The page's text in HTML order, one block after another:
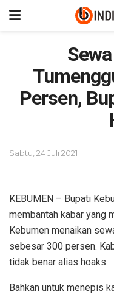
Persen,
Sabtu, 24 Juli 2021
KEBUMEN – Bupati
membantah kabar yang
Kebumen menaikan
sebesar 300 persen.
tidak benar alias hoaks.
Bahkan untuk menepis